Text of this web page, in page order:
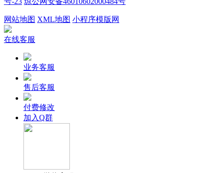
网站地图 XML地图 小程序模版网
在线客服
业务客服
售后客服
付费修改
加入Q群